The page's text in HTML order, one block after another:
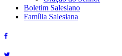
Boletim Salesiano
Família Salesiana